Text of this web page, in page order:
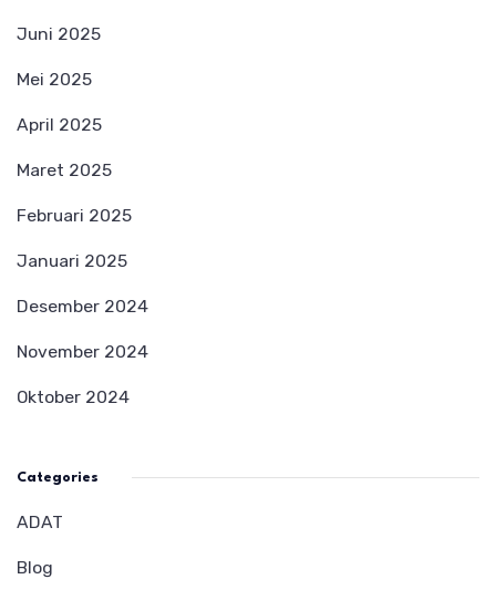
Juni 2025
Mei 2025
April 2025
Maret 2025
Februari 2025
Januari 2025
Desember 2024
November 2024
Oktober 2024
Categories
ADAT
Blog